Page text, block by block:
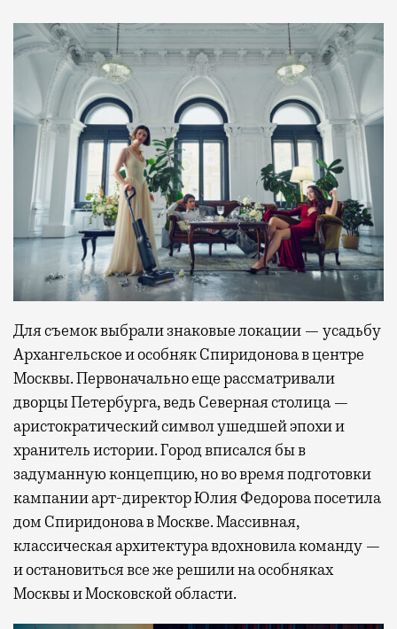
Для съемок выбрали знаковые локации — усадьбу
Архангельское и особняк Спиридонова в центре
Москвы. Первоначально еще рассматривали
дворцы Петербурга, ведь Северная столица —
аристократический символ ушедшей эпохи и
хранитель истории. Город вписался бы в
задуманную концепцию, но во время подготовки
кампании арт-директор Юлия Федорова посетила
дом Спиридонова в Москве. Массивная,
классическая архитектура вдохновила команду —
и остановиться все же решили на особняках
Москвы и Московской области.